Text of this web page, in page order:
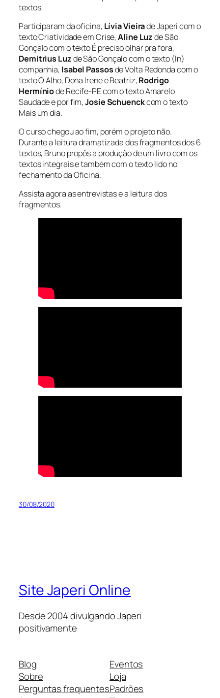
textos.
Participaram da oficina, Lívia Vieirade Japeri com o
textoCriatividade em Crise,Aline Luzde São
Gonçalo com o textoÉ preciso olhar pra fora,
Demitrius Luzde São Gonçalo com o texto (In)
companhia, Isabel Passosde Volta Redonda com o
textoO Alho, Dona Irene e Beatriz,Rodrigo
Hermíniode Recife-PE com o textoAmarelo
Saudadee por fim,Josie Schuenckcom o texto
Mais um dia.
O curso chegou ao fim, porém o projeto não.
Durante a leitura dramatizada dos fragmentos dos 6
textos, Bruno propôs a produção de um livro com os
textos integrais e também com o texto lido no
fechamento da Oficina.
Assista agora as entrevistas e a leitura dos
fragmentos.
30/08/2020
Site Japeri Online
Desde 2004 divulgando Japeri
positivamente
Blog
Sobre
Perguntas frequentes
Eventos
Loja
Padrões